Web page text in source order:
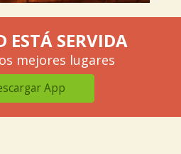
ESTÁ SERVIDA
mejores lugares
App